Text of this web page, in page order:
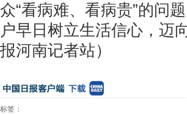
众“看病难、看病贵”的问
户早日树立生活信心，迈
报河南记者站）
标签：